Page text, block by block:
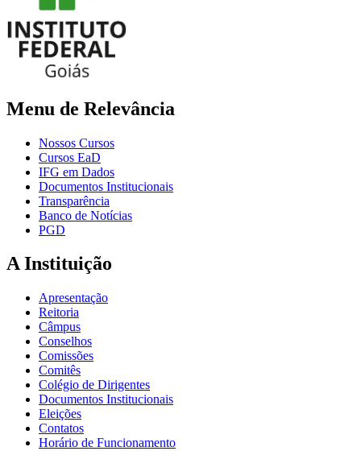
Menu de Relevância
Nossos Cursos
Cursos EaD
IFG em Dados
Documentos Institucionais
Transparência
Banco de Notícias
PGD
A Instituição
Apresentação
Reitoria
Câmpus
Conselhos
Comissões
Comitês
Colégio de Dirigentes
Documentos Institucionais
Eleições
Contatos
Horário de Funcionamento